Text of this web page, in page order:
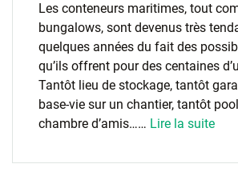
Les conteneurs maritimes, tout
bungalows, sont devenus très
quelques années du fait des
qu’ils offrent pour des centaines
Tantôt lieu de stockage, tantôt
base-vie sur un chantier, tantôt
chambre d’amis…… Lire la suite